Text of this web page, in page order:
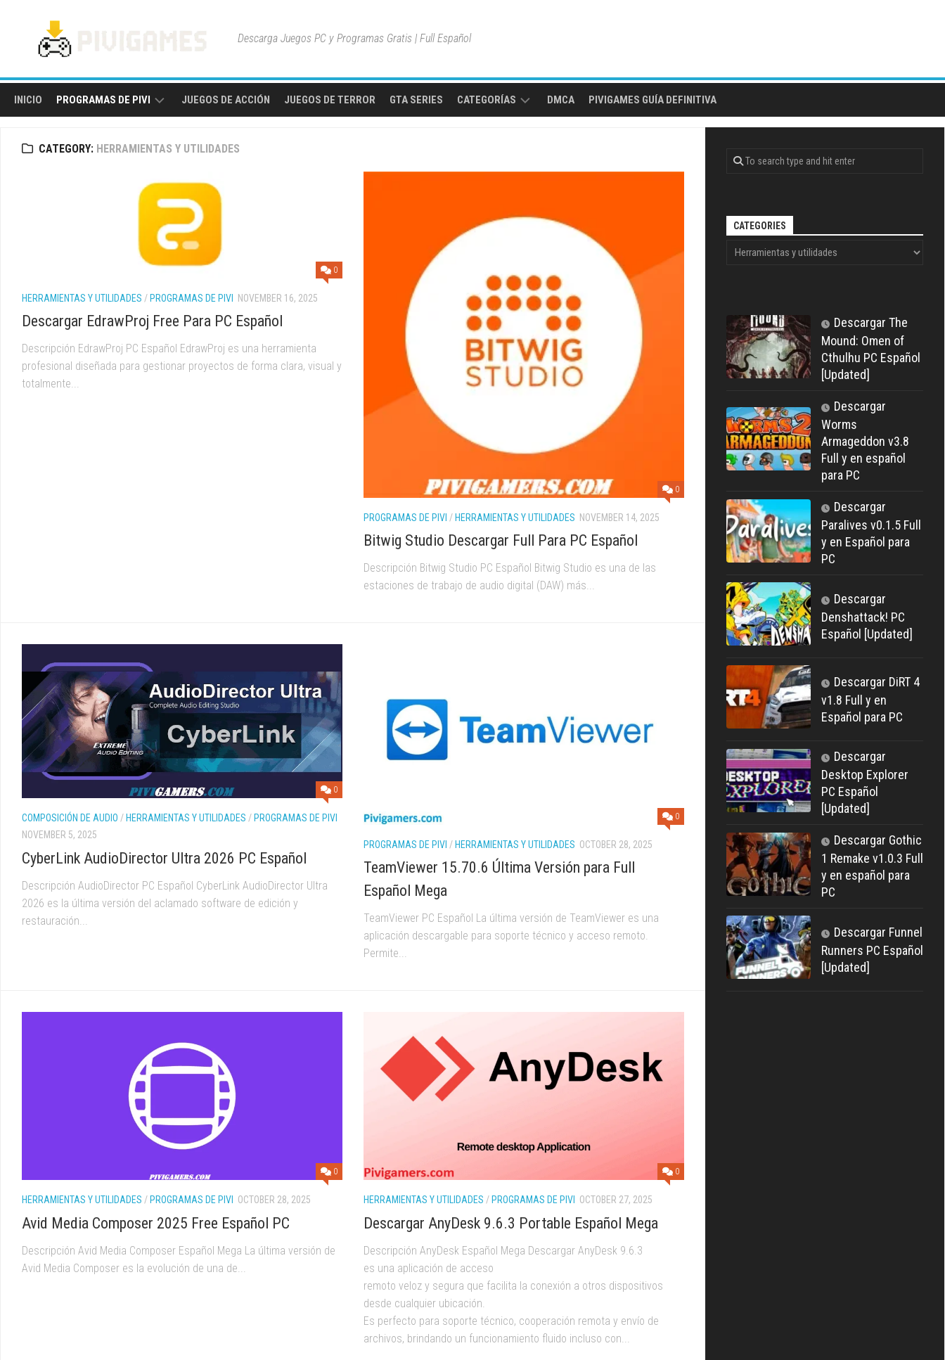
Descarga Juegos PC y Programas Gratis | Full Español
INICIO PROGRAMAS DE PIVI
Y
JUEGOS DE ACCIÓN JUEGOS DE TERROR GTA SERIES CATEGORÍAS
JUEGOS
JUEGOS
DE
ACCIÓN
ALTOS
REQUISITOS
DMCA PIVIGAMES GUÍA DEFINITIVA
CATEGORY: HERRAMIENTAS Y UTILIDADES
0
HERRAMIENTAS Y UTILIDADES / PROGRAMAS DE PIVI NOVEMBER 16, 2025
Descargar EdrawProj Free Para PC Español
Descripción EdrawProj PC Español EdrawProj es una herramienta
profesional diseñada para gestionar proyectos de forma clara, visual y
totalmente...
0
PROGRAMAS DE PIVI / HERRAMIENTAS Y UTILIDADES NOVEMBER 14, 2025
Bitwig Studio Descargar Full Para PC Español
Descripción Bitwig Studio PC Español Bitwig Studio es una de las
estaciones de trabajo de audio digital (DAW) más...
0
COMPOSICIÓN DE AUDIO / HERRAMIENTAS Y UTILIDADES / PROGRAMAS DE PIVI
NOVEMBER 5, 2025
CyberLink AudioDirector Ultra 2026 PC Español
Descripción AudioDirector PC Español CyberLink AudioDirector Ultra
2026 es la última versión del aclamado software de edición y
restauración...
0
PROGRAMAS DE PIVI / HERRAMIENTAS Y UTILIDADES OCTOBER 28, 2025
TeamViewer 15.70.6 Última Versión para Full
Español Mega
TeamViewer PC Español La última versión de TeamViewer es una
aplicación descargable para soporte técnico y acceso remoto.
Permite...
0
HERRAMIENTAS Y UTILIDADES / PROGRAMAS DE PIVI OCTOBER 28, 2025
Avid Media Composer 2025 Free Español PC
Descripción Avid Media Composer Español Mega La última versión de
Avid Media Composer es la evolución de una de...
0
HERRAMIENTAS Y UTILIDADES / PROGRAMAS DE PIVI OCTOBER 27, 2025
Descargar AnyDesk 9.6.3 Portable Español Mega
Descripción AnyDesk Español Mega Descargar AnyDesk 9.6.3
es una aplicación de acceso
remoto veloz y segura que facilita la conexión a otros dispositivos
desde cualquier ubicación.
Es perfecto para soporte técnico, cooperación remota y envío de
archivos, brindando un funcionamiento fluido incluso con...
CATEGORIES
Descargar The
Mound: Omen of
Cthulhu PC Español
[Updated]
Descargar
Worms
Armageddon v3.8
Full y en español
para PC
Descargar
Paralives v0.1.5 Full
y en Español para
PC
Descargar
Denshattack! PC
Español [Updated]
Descargar DiRT 4
v1.8 Full y en
Español para PC
Descargar
Desktop Explorer
PC Español
[Updated]
Descargar Gothic
1 Remake v1.0.3 Full
y en español para
PC
Descargar Funnel
Runners PC Español
[Updated]